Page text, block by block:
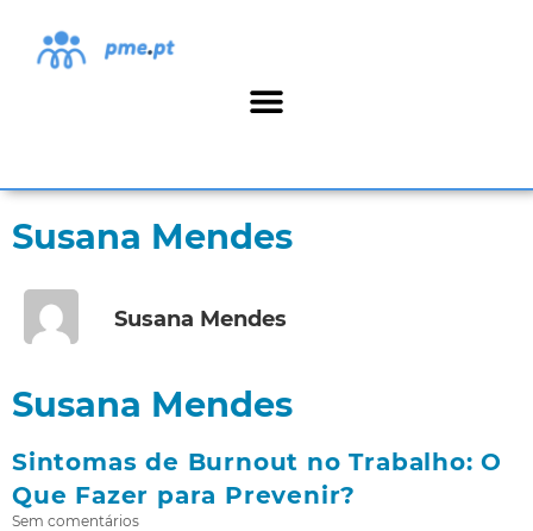
Susana Mendes
Susana Mendes
Susana Mendes
Sintomas de Burnout no Trabalho: O
Que Fazer para Prevenir?
Sem comentários